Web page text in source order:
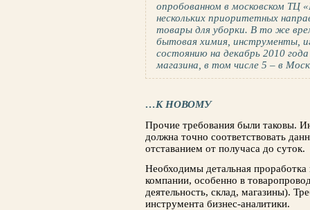
опробованном в московском ТЦ
нескольких приоритетных
товары для уборки. В то же
бытовая химия, инструменты,
состоянию на декабрь 2010
магазина, в том числе 5 – в
…К НОВОМУ
Прочие требования были таковы.
должна точно соответствовать
отставанием от полу­часа до суток.
Необходимы детальная
компании, особенно в
деятельность, склад, магазины).
инструмента бизнес-аналитики.